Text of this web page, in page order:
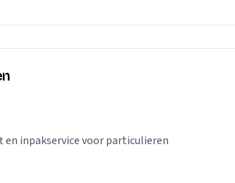
inpakservice voor particulieren